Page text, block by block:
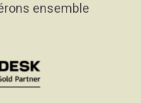
ensemble